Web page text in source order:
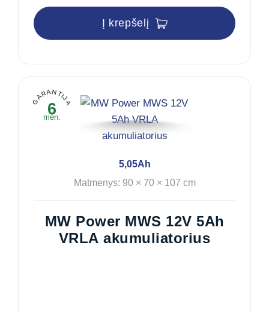
Į krepšelį
GARANTIJA
6
mėn.
5,05Ah
Matmenys: 90 × 70 × 107 cm
MW Power MWS 12V 5Ah
VRLA akumuliatorius